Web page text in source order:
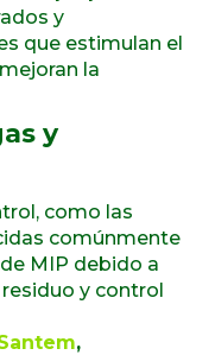
y
que estimulan el
la
y
como las
comúnmente
MIP debido a
y control
,